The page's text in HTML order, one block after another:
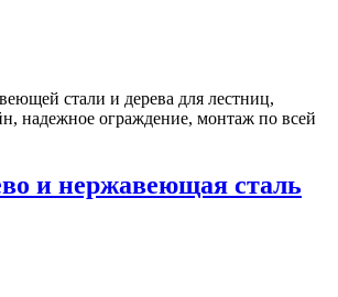
и нержавеющая сталь